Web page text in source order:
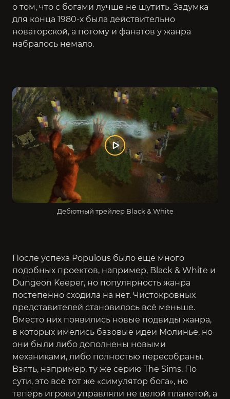
о том, что с богами лучше не шутить. Задумка
для конца 1980-х была действительно
новаторской, а потому и фанатов у жанра
набралось немало.
Дебютный трейлер Black & White
После успеха Populous было ещё много
подобных проектов, например, Black & White и
Dungeon Keeper, но популярность жанра
постепенно сходила на нет. Чистокровных
представителей становилось всё меньше.
Вместо них появились новые подвиды жанра,
в которых имелись базовые идеи Молиньё, но
они были либо дополнены новыми
механиками, либо полностью пересобраны.
Взять, например, ту же серию The Sims. По
сути, это всё тот же «симулятор бога», но
теперь игроки управляли не целой планетой, а